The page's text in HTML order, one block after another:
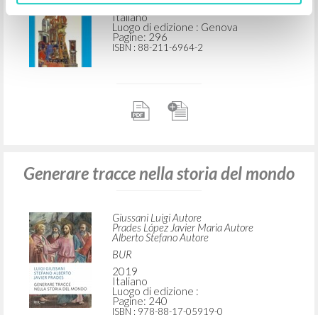
2000
Italiano
Luogo di edizione : Genova
Pagine: 296
ISBN : 88-211-6964-2
Generare tracce nella storia del mondo
Giussani Luigi Autore
Prades López Javier Maria Autore
Alberto Stefano Autore
BUR
2019
Italiano
Luogo di edizione :
Pagine: 240
ISBN : 978-88-17-05919-0